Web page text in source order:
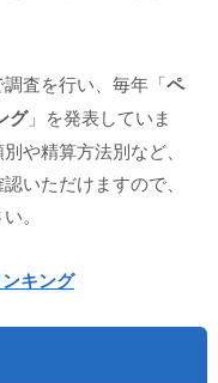
査を行い、毎年「ペ
グ」を発表していま
や精算方法別など、
いただけますので、
。
キング